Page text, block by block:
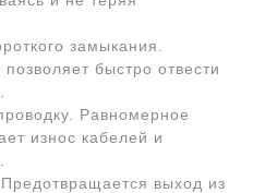
замыкания.
быстро отвести
Равномерное
износ кабелей и
выход из